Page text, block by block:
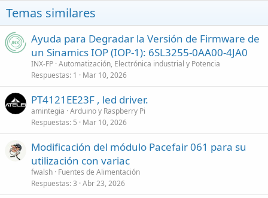
Temas similares
Ayuda para Degradar la Versión de Firmware de
un Sinamics IOP (IOP-1): 6SL3255-0AA00-4JA0
INX-FP Automatización, Electrónica industrial y Potencia
Respuestas 1 Mar 10, 2026
PT4121EE23F , led driver.
amintegia Arduino y Raspberry Pi
Respuestas 5 Mar 10, 2026
Modificación del módulo Pacefair 061 para su
utilización con variac
fwalsh Fuentes de Alimentación
Respuestas 3 Abr 23, 2026